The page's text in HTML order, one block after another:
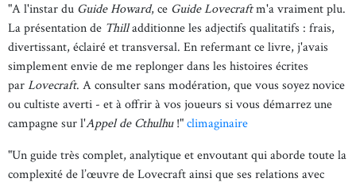
"A l'instar du Guide Howard, ce Guide Lovecraftm'a vraiment plu.
La présentation de Thilladditionne les adjectifs qualitatifs : frais,
divertissant, éclairé et transversal. En refermant ce livre, j'avais
simplement envie de me replonger dans les histoires écrites
parLovecraft. A consulter sans modération, que vous soyez novice
ou cultiste averti - et à offrir à vos joueurs si vous démarrez une
campagne sur l'Appel de Cthulhu!"climaginaire
"Un guide très complet, analytique et envoutant qui aborde toute la
complexité de l’œuvre de Lovecraft ainsi que ses relations avec